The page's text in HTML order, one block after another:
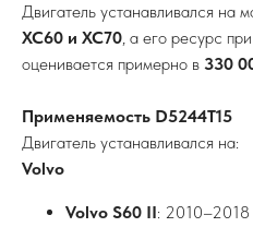
Двигатель устанавливался на
XC60 и XC70, а его ресурс
оценивается примерно в 330
Применяемость D5244T15
Двигатель устанавливался на:
Volvo
Volvo S60 II: 2010–2018